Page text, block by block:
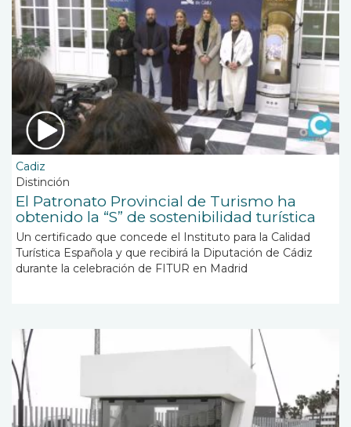
Cadiz
Distinción
El Patronato Provincial de Turismo ha
obtenido la “S” de sostenibilidad turística
Un certificado que concede el Instituto para la Calidad
Turística Española y que recibirá la Diputación de Cádiz
durante la celebración de FITUR en Madrid